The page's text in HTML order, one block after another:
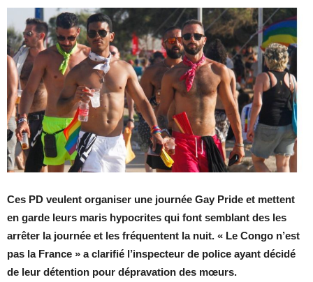
Ces PD veulent organiser une journée Gay Pride et mettent
en garde leurs maris hypocrites qui font semblant des les
arrêter la journée et les fréquentent la nuit. « Le Congo n’est
pas la France » a clarifié l’inspecteur de police ayant décidé
de leur détention pour dépravation des mœurs.